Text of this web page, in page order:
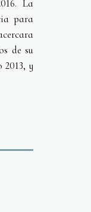
La
para
de su
y